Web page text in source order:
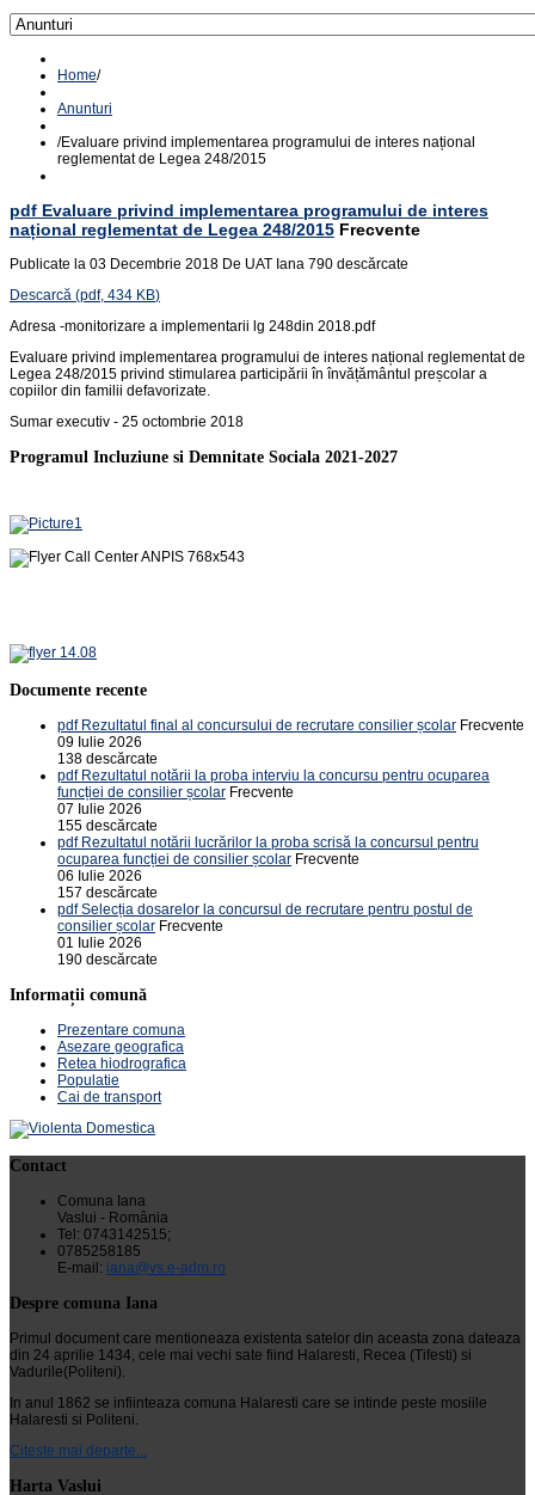
Home/
Anunturi
/Evaluare privind implementarea programului de interes național
reglementat de Legea 248/2015
pdf Evaluare privind implementarea programului de interes
național reglementat de Legea 248/2015 Frecvente
Publicate la 03 Decembrie 2018 De UAT Iana 790 descărcate
Descarcă (pdf, 434 KB)
Adresa -monitorizare a implementarii lg 248din 2018.pdf
Evaluare privind implementarea programului de interes național reglementat de
Legea 248/2015 privind stimularea participării în învățământul preșcolar a
copiilor din familii defavorizate.
Sumar executiv - 25 octombrie 2018
Programul Incluziune si Demnitate Sociala 2021-2027
Documente recente
pdf Rezultatul final al concursului de recrutare consilier școlar Frecvente
09 Iulie 2026
138 descărcate
pdf Rezultatul notării la proba interviu la concursu pentru ocuparea
funcției de consilier școlar Frecvente
07 Iulie 2026
155 descărcate
pdf Rezultatul notării lucrărilor la proba scrisă la concursul pentru
ocuparea funcției de consilier școlar Frecvente
06 Iulie 2026
157 descărcate
pdf Selecția dosarelor la concursul de recrutare pentru postul de
consilier școlar Frecvente
01 Iulie 2026
190 descărcate
Informații comună
Prezentare comuna
Asezare geografica
Retea hiodrografica
Populatie
Cai de transport
Contact
Comuna Iana
Vaslui - România
Tel: 0743142515;
0785258185
E-mail: iana@vs.e-adm.ro
Despre comuna Iana
Primul document care mentioneaza existenta satelor din aceasta zona dateaza
din 24 aprilie 1434, cele mai vechi sate fiind Halaresti, Recea (Tifesti) si
Vadurile(Politeni).
In anul 1862 se infiinteaza comuna Halaresti care se intinde peste mosiile
Halaresti si Politeni.
Citeste mai departe...
Harta Vaslui